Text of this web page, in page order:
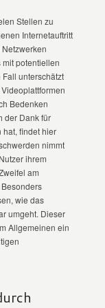
Stellen zu
Internetauftritt
potentiellen
unterschätzt
Bedenken
der Dank für
findet hier
nimmt
ihrem
am
wie das
umgeht. Dieser
Allgemeinen ein